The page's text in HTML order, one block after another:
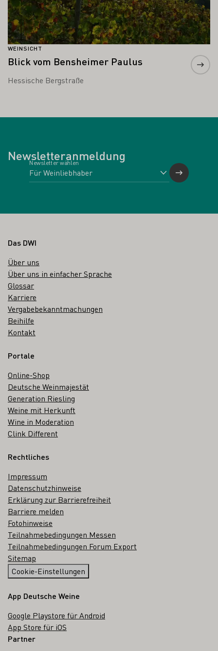
WEINSICHT
Blick vom Bensheimer Paulus
Hessische Bergstraße
Newsletteranmeldung
Newsletter wählen
Fußbereich
Das DWI
Über uns
Über uns in einfacher Sprache
Glossar
Karriere
Vergabebekanntmachungen
Beihilfe
Kontakt
Portale
Online-Shop
Deutsche Weinmajestät
Generation Riesling
Weine mit Herkunft
Wine in Moderation
Clink Different
Rechtliches
Impressum
Datenschutzhinweise
Erklärung zur Barrierefreiheit
Barriere melden
Fotohinweise
Teilnahmebedingungen Messen
Teilnahmebedingungen Forum Export
Sitemap
Cookie-Einstellungen
App Deutsche Weine
Google Playstore für Android
App Store für iOS
Partner